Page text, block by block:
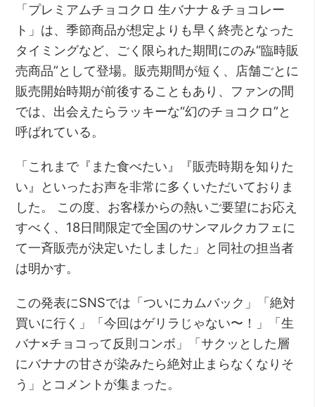
「プレミアムチョコクロ 生バナナ＆チョコレー
ト」は、季節商品が想定よりも早く終売となった
タイミングなど、ごく限られた期間にのみ“臨時販
売商品”として登場。販売期間が短く、店舗ごとに
販売開始時期が前後することもあり、ファンの間
では、出会えたらラッキーな“幻のチョコクロ”と
呼ばれている。
「これまで『また食べたい』『販売時期を知りた
い』といったお声を非常に多くいただいておりま
した。 この度、お客様からの熱いご要望にお応え
すべく、18日間限定で全国のサンマルクカフェに
て一斉販売が決定いたしました」と同社の担当者
は明かす。
この発表にSNSでは「ついにカムバック」「絶対
買いに行く」「今回はゲリラじゃない〜！」「生
バナ×チョコって反則コンボ」「サクッとした層
にバナナの甘さが染みたら絶対止まらなくなりそ
う」とコメントが集まった。